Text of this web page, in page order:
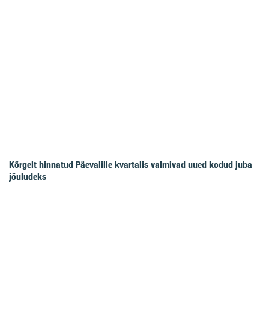
Kõrgelt hinnatud Päevalille kvartalis valmivad uued kodud juba
jõuludeks